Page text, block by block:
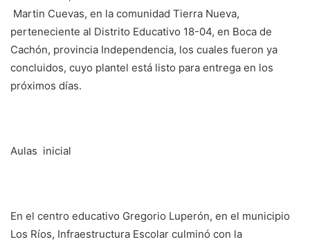
Martin Cuevas, en la comunidad Tierra Nueva,
perteneciente al Distrito Educativo 18-04, en Boca de
Cachón, provincia Independencia, los cuales fueron ya
concluidos, cuyo plantel está listo para entrega en los
próximos días.
Aulas inicial
En el centro educativo Gregorio Luperón, en el municipio
Los Ríos, Infraestructura Escolar culminó con la